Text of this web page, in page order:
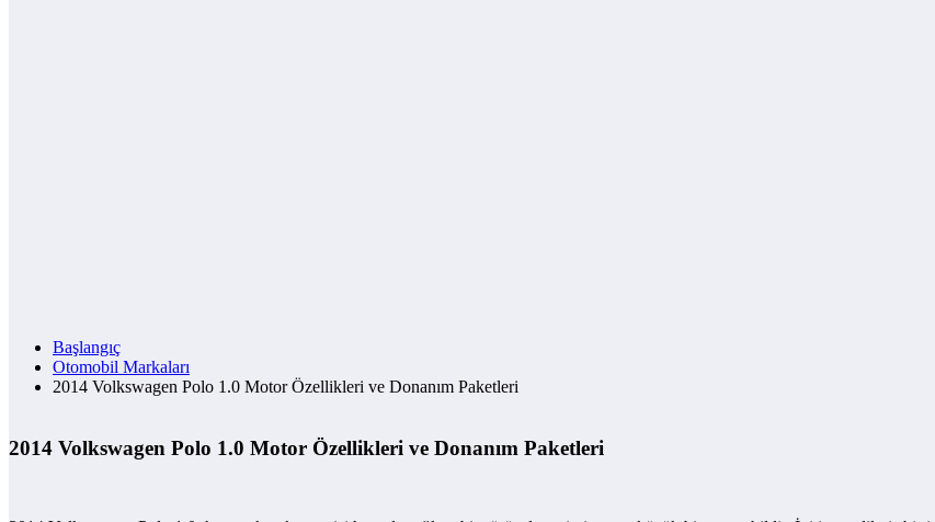
Başlangıç
Otomobil Markaları
2014 Volkswagen Polo 1.0 Motor Özellikleri ve Donanım Paketleri
2014 Volkswagen Polo 1.0 Motor Özellikleri ve Donanım Paketleri